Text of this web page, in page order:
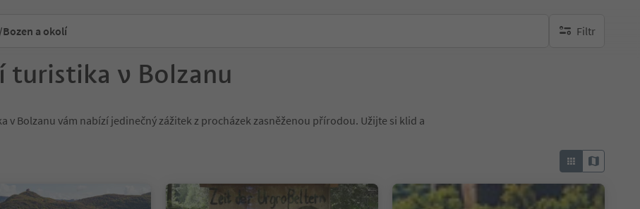
a okolí Filtr
brak aktywnych
turistika v Bolzanu
v Bolzanu vám nabízí jedinečný zážitek z procházek zasněženou přírodou. Užijte si klid a